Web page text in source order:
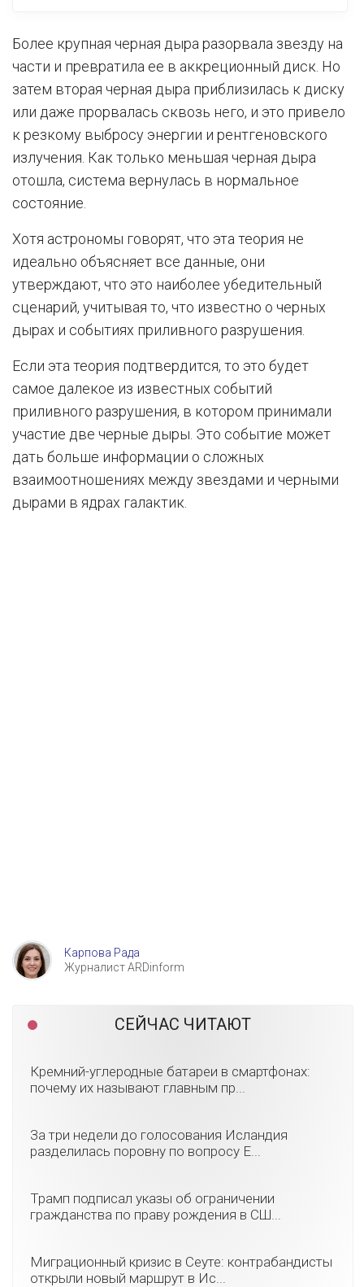
Более крупная черная дыра разорвала звезду на
части и превратила ее в аккреционный диск. Но
затем вторая черная дыра приблизилась к диску
или даже прорвалась сквозь него, и это привело
к резкому выбросу энергии и рентгеновского
излучения. Как только меньшая черная дыра
отошла, система вернулась в нормальное
состояние.
Хотя астрономы говорят, что эта теория не
идеально объясняет все данные, они
утверждают, что это наиболее убедительный
сценарий, учитывая то, что известно о черных
дырах и событиях приливного разрушения.
Если эта теория подтвердится, то это будет
самое далекое из известных событий
приливного разрушения, в котором принимали
участие две черные дыры. Это событие может
дать больше информации о сложных
взаимоотношениях между звездами и черными
дырами в ядрах галактик.
Карпова Рада
Журналист ARDinform
СЕЙЧАС ЧИТАЮТ
Кремний-углеродные батареи в смартфонах:
почему их называют главным пр...
За три недели до голосования Исландия
разделилась поровну по вопросу Е...
Трамп подписал указы об ограничении
гражданства по праву рождения в СШ...
Миграционный кризис в Сеуте: контрабандисты
открыли новый маршрут в Ис...